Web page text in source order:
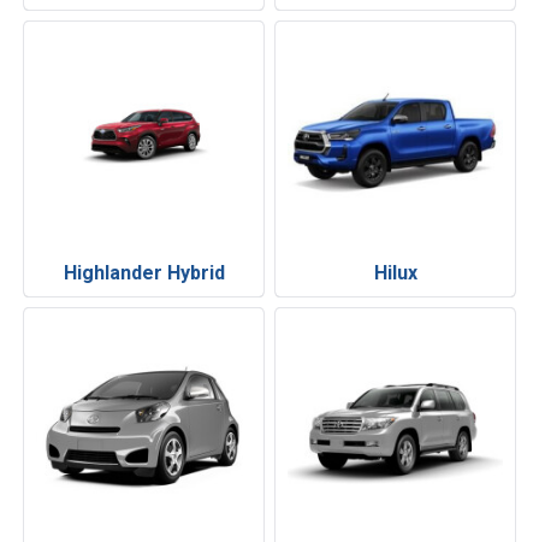
Highlander Hybrid Hilux